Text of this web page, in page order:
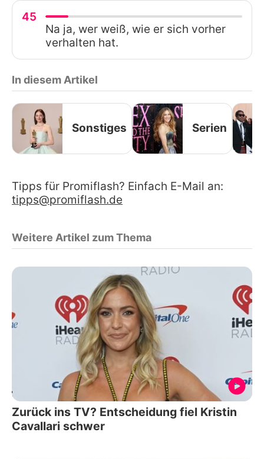
45
Na ja, wer weiß, wie er sich vorher
verhalten hat.
In diesem Artikel
Sonstiges Serien
Tipps für Promiflash? Einfach E-Mail an:
tipps@promiflash.de
Weitere Artikel zum Thema
Zurück ins TV? Entscheidung fiel Kristin
Cavallari schwer